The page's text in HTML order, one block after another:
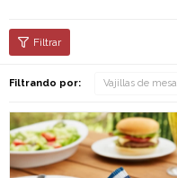
Filtrando por: Vajillas de mesa